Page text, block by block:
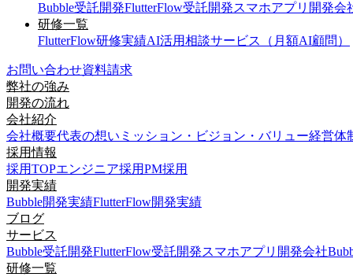
Bubble受託開発FlutterFlow受託開発スマホアプリ開発会
研修一覧
FlutterFlow研修実績AI活用相談サービス（月額AI顧問）
お問い合わせ資料請求
弊社の強み
開発の流れ
会社紹介
会社概要代表の想い ミッション・ビジョン・バリュー経営体
採用情報
採用TOPエンジニア採用PM採用
開発実績
Bubble開発実績FlutterFlow開発実績
ブログ
サービス
Bubble受託開発FlutterFlow受託開発スマホアプリ開発会社
研修一覧